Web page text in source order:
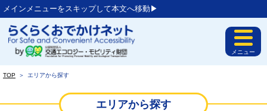
メインメニューをスキップして本文へ移動▶︎
メニュー
TOP ＞ エリアから探す
エリアから探す